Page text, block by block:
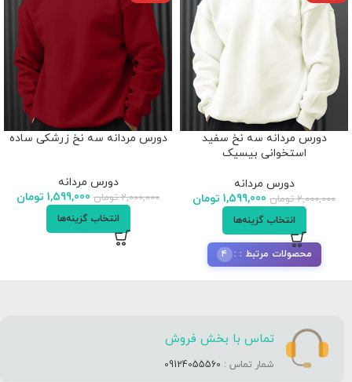
دورس مردانه سه نخ سفید
استخوانی بیسیک
دورس مردانه
2,000,000 تومان 1,599,000 تومان
انتخاب گزینه‌ها
محصولات مرتبط : 4
دورس مردانه سه نخ زرشکی ساده
دورس مردانه
2,000,000 تومان 1,599,000 تومان
انتخاب گزینه‌ها
تماس با بخش فروش
شمار تماس : 09124055560